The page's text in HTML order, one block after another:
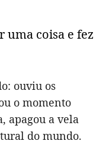
uma coisa e fez
ouviu os
o momento
apagou a vela
do mundo.